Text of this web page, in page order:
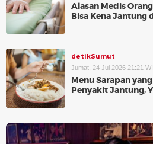
Alasan Medis
Bisa Kena Jantung
detikSumut
Jumat, 24 Jul 2026 21:21
Menu Sarapan
Penyakit Jantung,